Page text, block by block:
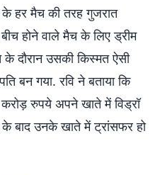
हर मैच की तरह गुजरात
होने वाले मैच के लिए ड्रीम
दौरान उसकी किस्मत ऐसी
बन गया. रवि ने बताया कि
रुपये अपने खाते में विड्रॉ
बाद उनके खाते में ट्रांसफर हो